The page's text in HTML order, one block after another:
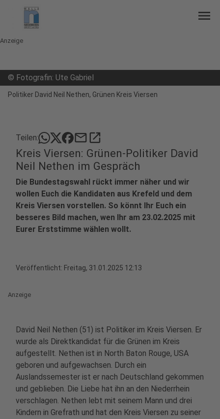
menu
Anzeige
© Fotografin: Ute Gabriel
Politiker David Neil Nethen, Grünen Kreis Viersen
Teilen: mailopen_in_new
Kreis Viersen: Grünen-Politiker David
Neil Nethen im Gespräch
Die Bundestagswahl rückt immer näher und wir
wollen Euch die Kandidaten aus Krefeld und dem
Kreis Viersen vorstellen. So könnt Ihr Euch ein
besseres Bild machen, wen Ihr am 23.02.2025 mit
Eurer Erststimme wählen wollt.
Veröffentlicht: Freitag, 31.01.2025 12:13
Anzeige
David Neil Nethen (51) ist Politiker im Kreis Viersen. Er
wurde als Direktkandidat für die Grünen im Kreis
aufgestellt. Nethen ist in North Baton Rouge, USA
geboren und aufgewachsen. Durch ein
Auslandssemester ist er nach Deutschland gekommen
und geblieben. Die Liebe hat ihn an den Niederrhein
verschlagen. Nethen lebt mit seinem Mann und drei
Kindern in Grefrath und hat den Kreis Viersen zu seiner